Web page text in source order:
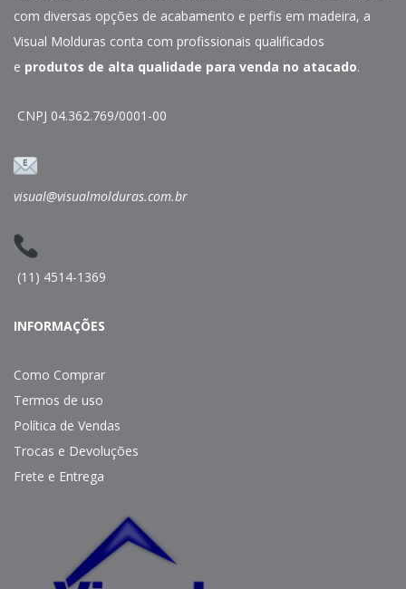
com diversas opções de acabamento e perfis em madeira, a
Visual Molduras conta com profissionais qualificados
e produtos de alta qualidade para venda no atacado.
CNPJ 04.362.769/0001-00
visual@visualmolduras.com.br
(11) 4514-1369
INFORMAÇÕES
Como Comprar
Termos de uso
Política de Vendas
Trocas e Devoluções
Frete e Entrega